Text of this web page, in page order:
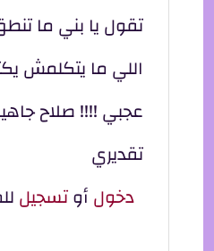
تقول يا بني ما
اللي ما يتكلمش يكتر
عجبي !!!! صلاح
تقديري
دخولأوتسجيل